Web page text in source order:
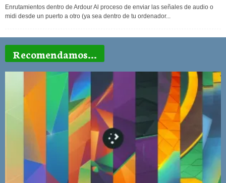
Enrutamientos dentro de Ardour Al proceso de enviar las señales de audio o
midi desde un puerto a otro (ya sea dentro de tu ordenador...
Recomendamos...